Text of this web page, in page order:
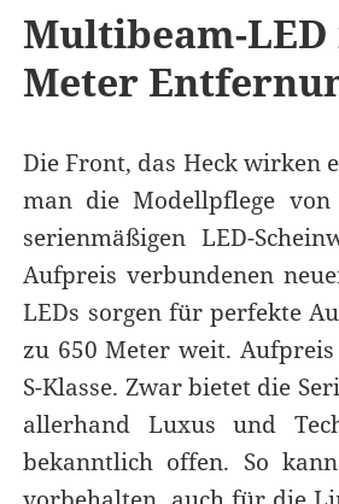
Multibeam-LED
Meter
Die Front, das Heck wirken
man die Modellpflege
serienmäßigen LED-
Aufpreis verbundenen
LEDs sorgen für perfekte
zu 650 Meter weit.
S-Klasse. Zwar bietet die
allerhand Luxus und
bekanntlich offen. So